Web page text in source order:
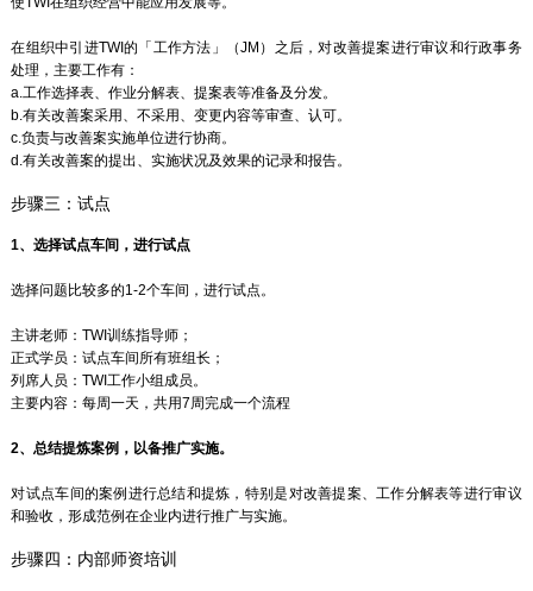
在组织中引进TWI的「工作方法」（JM）之后，对改善提案进行审议和行政事务
处理，主要工作有：
a.工作选择表、作业分解表、提案表等准备及分发。
b.有关改善案采用、不采用、变更内容等审查、认可。
c.负责与改善案实施单位进行协商。
d.有关改善案的提出、实施状况及效果的记录和报告。
步骤三：试点
1、选择试点车间，进行试点
选择问题比较多的1-2个车间，进行试点。
主讲老师：TWI训练指导师；
正式学员：试点车间所有班组长；
列席人员：TWI工作小组成员。
主要内容：每周一天，共用7周完成一个流程
2、总结提炼案例，以备推广实施。
对试点车间的案例进行总结和提炼，特别是对改善提案、工作分解表等进行审议
和验收，形成范例在企业内进行推广与实施。
步骤四：内部师资培训